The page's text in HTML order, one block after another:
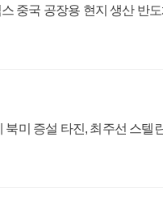
중국 공장용 현지 생산 반도
미 증설 타진, 최주선 스텔